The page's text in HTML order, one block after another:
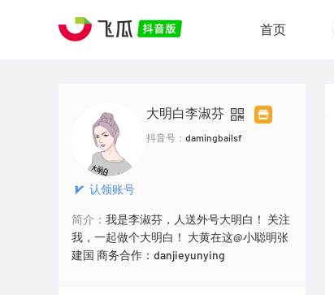
首页
认领账号
大明白李淑芬
抖音号： damingbailsf
简介： 我是李淑芬，人送外号大明白！ 关注
我，一起做个大明白！ 大黄在这@小聪明张
建国 商务合作：danjieyunying